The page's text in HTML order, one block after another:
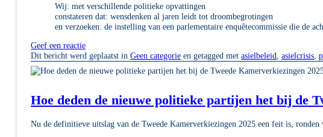
Wij: met verschillende politieke opvattingen
constateren dat: wensdenken al jaren leidt tot droombegrotingen
en verzoeken: de instelling van een parlementaire enquêtecommissie die de
Geef een reactie
Dit bericht werd geplaatst inGeen categorie en getagged metasielbeleid,asielcrisis,
Hoe deden de nieuwe politieke partijen het bij de
Nu de definitieve uitslag van de Tweede Kamerverkiezingen 2025 een feit is, ronden